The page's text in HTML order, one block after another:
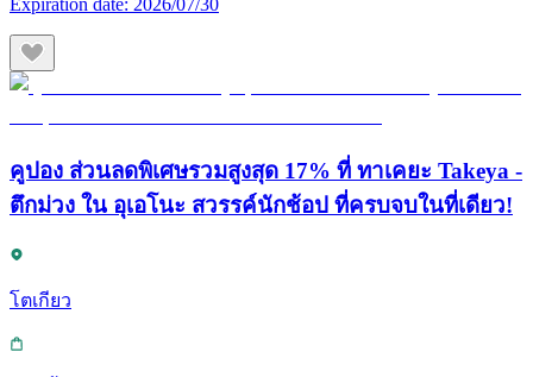
Expiration date: 2026/07/30
คูปอง ส่วนลดพิเศษรวมสูงสุด 17% ที่ ทาเคยะ Takeya -
ตึกม่วง ใน อุเอโนะ สวรรค์นักช้อป ที่ครบจบในที่เดียว!
โตเกียว